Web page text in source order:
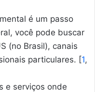
é um passo
você pode buscar
(no Brasil), canais
particulares. [1,
e serviços onde